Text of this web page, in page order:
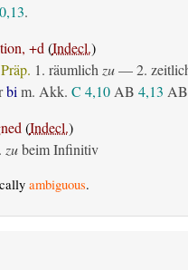
.
+d (Indecl.)
Präp. 1. räumlich zu— 2.
bi m. Akk. C 4,10 AB 4,13 AB
(Indecl.)
zubeim Infinitiv
ambiguous.